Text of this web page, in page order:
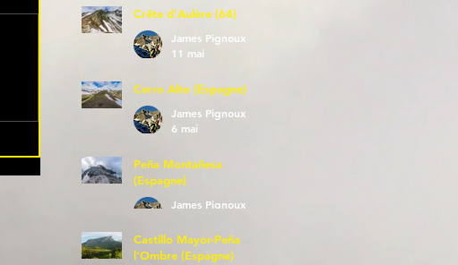
Crête d'Aulère (64)
James Pignoux
11 mai
Cerro Alto (Espagne)
James Pignoux
6 mai
Peña Montañesa
(Espagne)
James Pignoux
Castillo Mayor-Peña
l'Ombre (Espagne)